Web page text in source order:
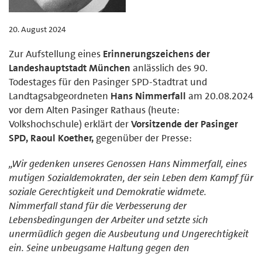
20. August 2024
Zur Aufstellung eines Erinnerungszeichens der
Landeshauptstadt München anlässlich des 90.
Todestages für den Pasinger SPD-Stadtrat und
Landtagsabgeordneten Hans Nimmerfall am 20.08.2024
vor dem Alten Pasinger Rathaus (heute:
Volkshochschule) erklärt derVorsitzende der Pasinger
SPD, Raoul Koether, gegenüber der Presse:
„Wir gedenken unseres Genossen Hans Nimmerfall, eines
mutigen Sozialdemokraten, der sein Leben dem Kampf für
soziale Gerechtigkeit und Demokratie widmete.
Nimmerfall stand für die Verbesserung der
Lebensbedingungen der Arbeiter und setzte sich
unermüdlich gegen die Ausbeutung und Ungerechtigkeit
ein. Seine unbeugsame Haltung gegen den